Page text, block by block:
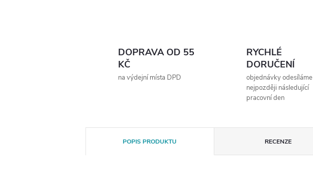
DOPRAVA OD 55
KČ
na výdejní místa DPD
RYCHLÉ
DORUČENÍ
objednávky odesíláme
nejpozději následující
pracovní den
POPIS PRODUKTU RECENZE